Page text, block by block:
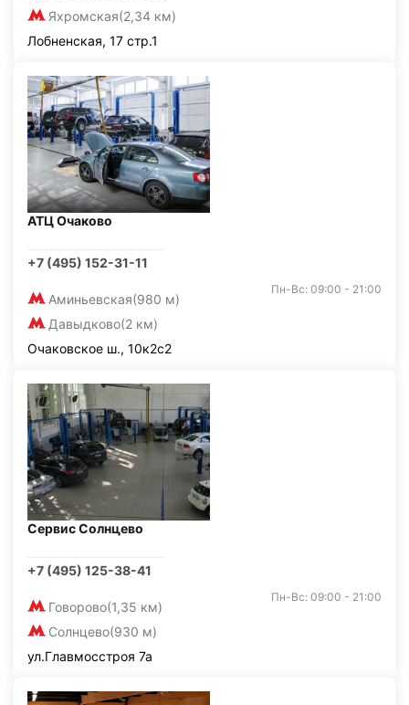
Яхромская(2,34 км)
Лобненская, 17 стр.1
АТЦ Очаково
+7 (495) 152-31-11
Аминьевская(980 м)
Давыдково(2 км)
Пн-Вс: 09:00 - 21:00
Очаковское ш., 10к2с2
Сервис Солнцево
+7 (495) 125-38-41
Говорово(1,35 км)
Солнцево(930 м)
Пн-Вс: 09:00 - 21:00
ул.Главмосстроя 7а